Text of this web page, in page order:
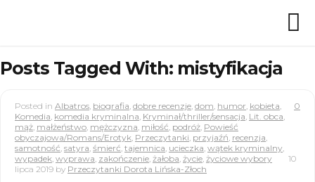
Posts Tagged With: mistyfikacja
0
Posted in Albatros biografia dobre recenzje dom humor kobieta
Komedia komedia kryminalna Kryminał/thriller/sensacja Lit. obca
mąż małżeństwo mężczyzna miłość podróż Powieść
obyczajowa/Romans/Erotyk Przeczytanki przyjaźń recenzja
samotność satyra śmierć tajemnica ucieczka wątek kryminalny
wypadek wyprawa zakończenie żałoba życie życiowe wybory
10
lipca 2019 by Przeczytanki Dorota Lińska-Złoch